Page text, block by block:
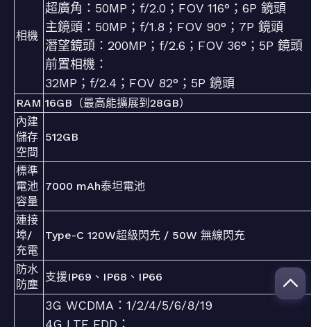
相機
超廣角：50MP；f/2.0；FOV 116°；6P 鏡頭
主鏡頭：50MP；f/1.8；FOV 90°；7P 鏡頭
潛望鏡頭：200MP；f/2.6；FOV 36°；5P 鏡頭
前置相機：
32MP；f/2.4；FOV 82°；5P 鏡頭
RAM 16GB（最高能擴展到28GB）
內建
儲存
空間
512GB
標準
電池
容量
7000 mAh泰坦電池
連接
埠/
充電
Type-C 120W超級閃充 / 50W 無線閃充
防水
防塵
支援IP69、IP68、IP66
3G WCDMA：1/2/4/5/6/8/19
4G LTE FDD：